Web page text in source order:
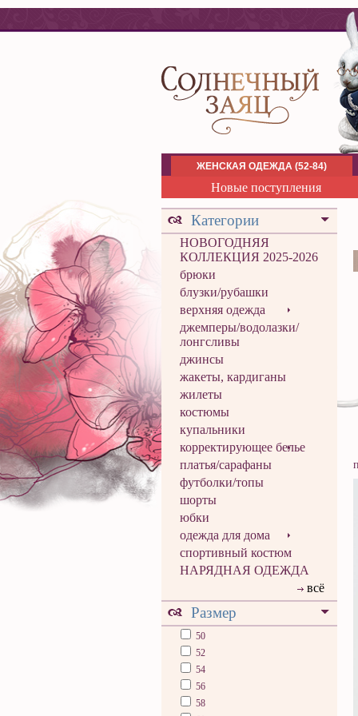
ЖЕНСКАЯ ОДЕЖДА (52-84)
Новые поступления
Категории
НОВОГОДНЯЯ
КОЛЛЕКЦИЯ 2025-2026
брюки
блузки/рубашки
верхняя одежда
джемперы/водолазки/
лонгсливы
джинсы
жакеты, кардиганы
жилеты
костюмы
купальники
корректирующее белье
платья/сарафаны
футболки/топы
шорты
юбки
одежда для дома
спортивный костюм
НАРЯДНАЯ ОДЕЖДА
всё
Размер
50
52
54
56
58